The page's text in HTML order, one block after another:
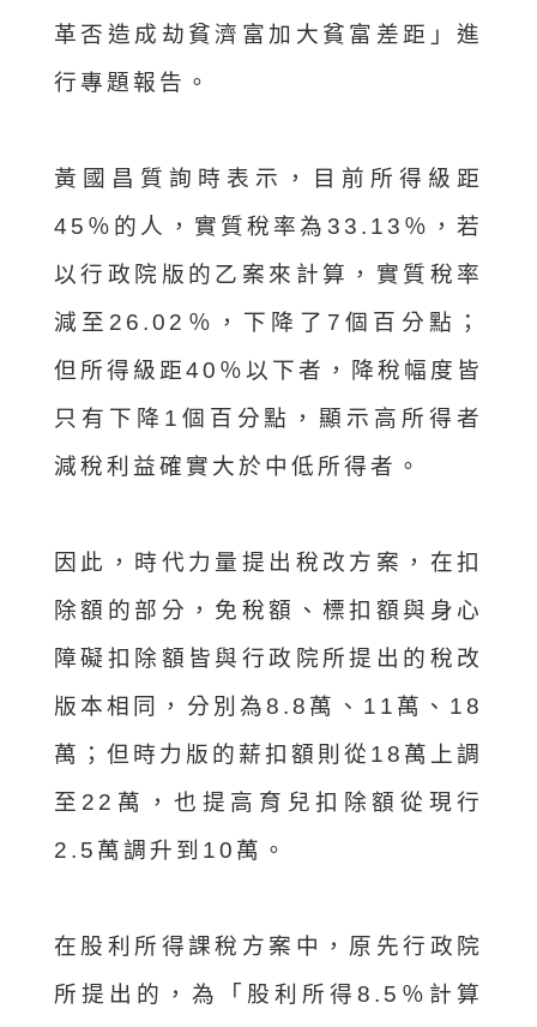
革否造成劫貧濟富加大貧富差距」進
行專題報告。
黃國昌質詢時表示，目前所得級距
45％的人，實質稅率為33.13％，若
以行政院版的乙案來計算，實質稅率
減至26.02％，下降了7個百分點；
但所得級距40％以下者，降稅幅度皆
只有下降1個百分點，顯示高所得者
減稅利益確實大於中低所得者。
因此，時代力量提出稅改方案，在扣
除額的部分，免稅額、標扣額與身心
障礙扣除額皆與行政院所提出的稅改
版本相同，分別為8.8萬、11萬、18
萬；但時力版的薪扣額則從18萬上調
至22萬，也提高育兒扣除額從現行
2.5萬調升到10萬。
在股利所得課稅方案中，原先行政院
所提出的，為「股利所得8.5％計算